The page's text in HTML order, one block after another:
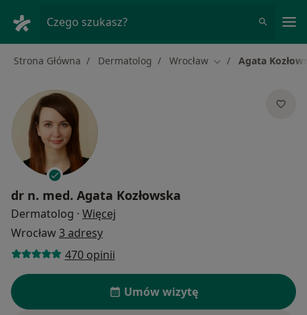
Czego szukasz?
Strona Główna Dermatolog Wrocław Zmień miasto
Agata
dr n. med. Agata Kozłowska
Dermatolog · Więcej
Wrocław3 adresy
470 opinii
Umów wizytę